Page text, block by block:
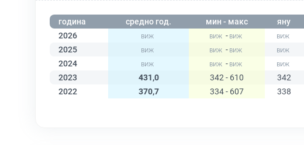
година средно год. мин - макс яну
2026
-
2025
-
2024
-
2023
431,0 342 - 610 342
2022
370,7 334 - 607 338